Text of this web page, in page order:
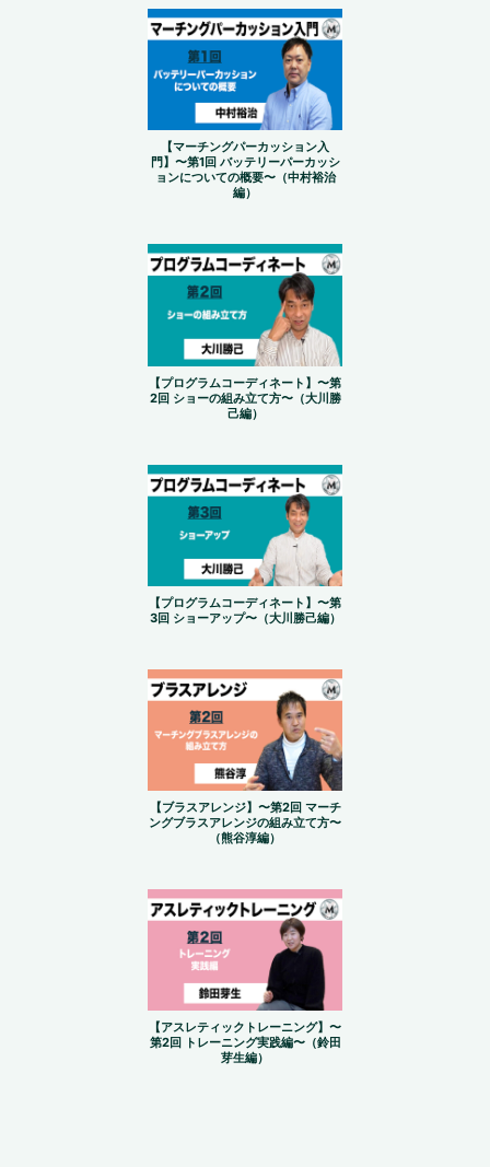
【マーチングパーカッション入
門】〜第1回 バッテリーパーカッシ
ョンについての概要〜（中村裕治
編）
【プログラムコーディネート】〜第
2回 ショーの組み立て方〜（大川勝
己編）
【プログラムコーディネート】〜第
3回 ショーアップ〜（大川勝己編）
【ブラスアレンジ】〜第2回 マーチ
ングブラスアレンジの組み立て方〜
（熊谷淳編）
【アスレティックトレーニング】〜
第2回 トレーニング実践編〜（鈴田
芽生編）